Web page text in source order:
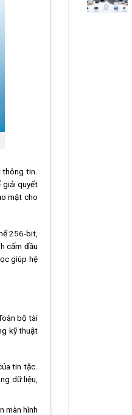
thông tin.
giải quyết
mật cho
256-bit,
cấm đầu
giúp hệ
bộ tài
kỹ thuật
tin tặc.
dữ liệu,
màn hình